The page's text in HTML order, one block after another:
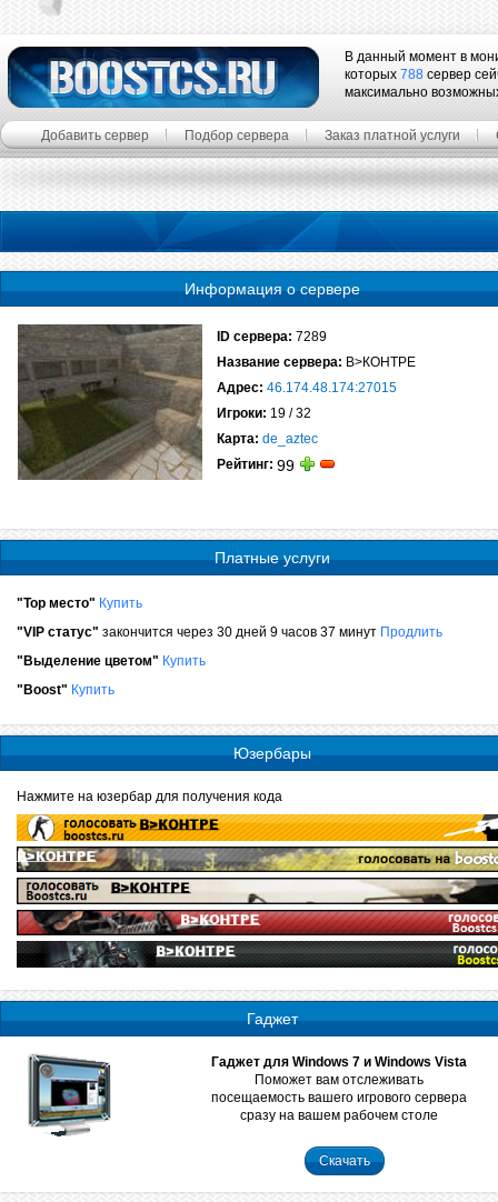
В данный момент в
которых 788 сервер
максимально
Добавить сервер Подбор сервера Заказ платной услуги
Информация о сервере
ID сервера: 7289
Название сервера: В>КОНТРЕ
Адрес: 46.174.48.174:27015
Игроки: 19 / 32
Карта: de_aztec
Рейтинг: 99
Платные услуги
"Top место" Купить
"VIP статус" закончится через 30 дней 9 часов 37 минут Продлить
"Выделение цветом" Купить
"Boost" Купить
Юзербары
Нажмите на юзербар для получения кода
Гаджет
Гаджет для Windows 7 и Windows Vista
Поможет вам отслеживать
посещаемость вашего игрового сервера
сразу на вашем рабочем столе
Скачать